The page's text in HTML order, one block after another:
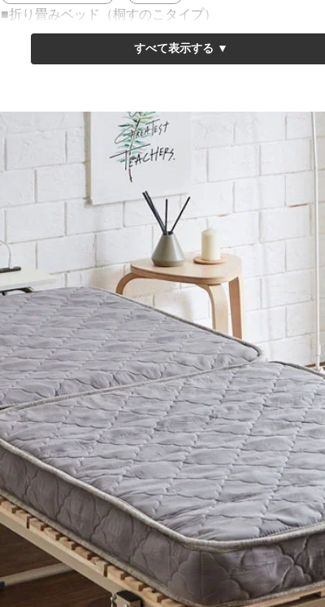
■折り畳みベッド（桐すのこタイプ）
ショートセミシングル ショートセミシングル ハイタイプ シ